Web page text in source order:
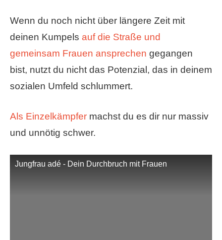
Wenn du noch nicht über längere Zeit mit
deinen Kumpels auf die Straße und
gemeinsam Frauen ansprechen gegangen
bist, nutzt du nicht das Potenzial, das in deinem
sozialen Umfeld schlummert.
Als Einzelkämpfer machst du es dir nur massiv
und unnötig schwer.
Jungfrau adé - Dein Durchbruch mit Frauen